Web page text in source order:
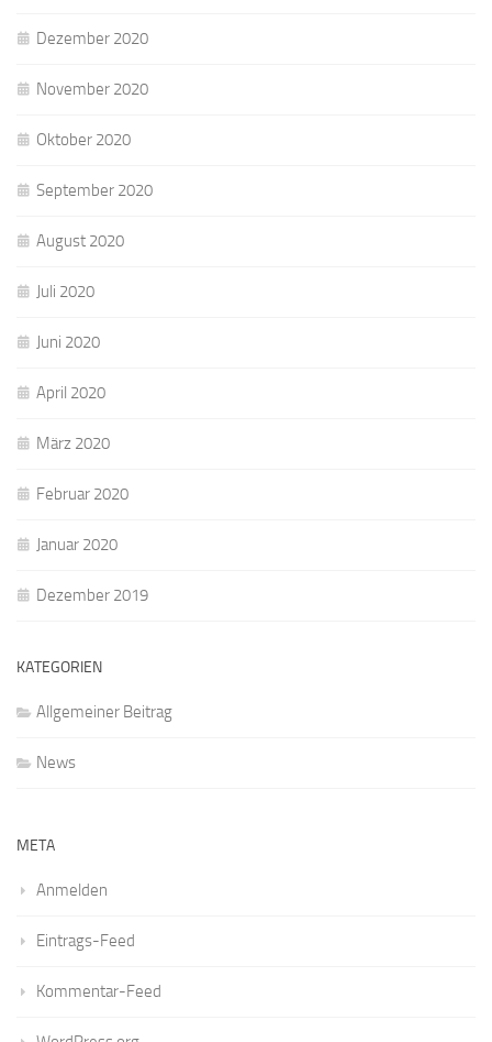
Dezember 2020
November 2020
Oktober 2020
September 2020
August 2020
Juli 2020
Juni 2020
April 2020
März 2020
Februar 2020
Januar 2020
Dezember 2019
KATEGORIEN
Allgemeiner Beitrag
News
META
Anmelden
Eintrags-Feed
Kommentar-Feed